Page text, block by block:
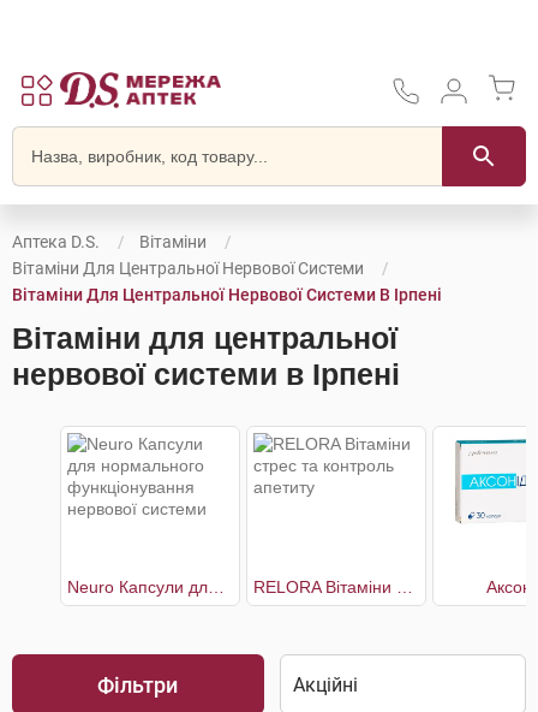
Аптека D.S.
Вітаміни
Вітаміни Для Центральної Нервової Системи
Вітаміни Для Центральної Нервової Системи В Ірпені
Вітаміни для центральної
нервової системи в Ірпені
Фільтри